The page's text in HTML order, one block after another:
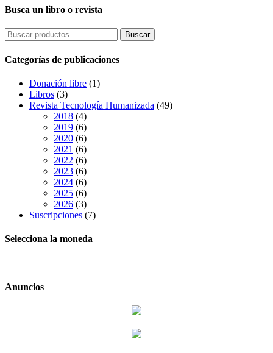
Busca un libro o revista
Buscar
por:
Buscar
Categorías de publicaciones
Donación libre (1)
Libros (3)
Revista Tecnología Humanizada (49)
2018 (4)
2019 (6)
2020 (6)
2021 (6)
2022 (6)
2023 (6)
2024 (6)
2025 (6)
2026 (3)
Suscripciones (7)
Selecciona la moneda
Anuncios